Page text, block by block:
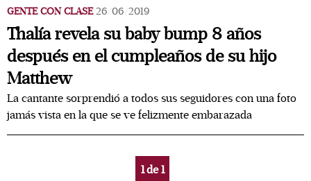
GENTE CON CLASE 26/06/2019
Thalía revela su baby bump 8 años
después en el cumpleaños de su hijo
Matthew
La cantante sorprendió a todos sus seguidores con una foto
jamás vista en la que se ve felizmente embarazada
1de1